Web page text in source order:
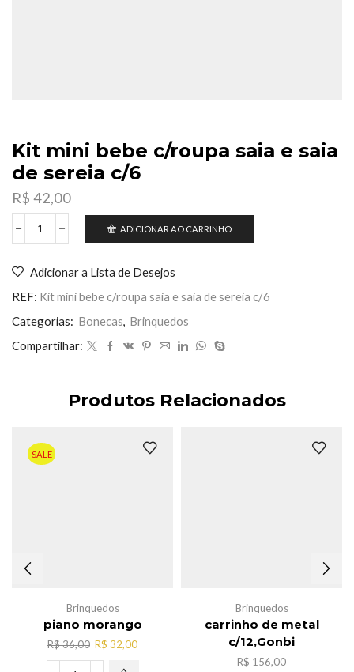
Kit mini bebe c/roupa saia e saia
de sereia c/6
R$ 42,00
Kit
c/roupa
saia
saia
sereia
ADICIONAR AO CARRINHO
Adicionar a Lista de Desejos
REF: Kit mini bebe c/roupa saia e saia de sereia c/6
Categorias: Bonecas, Brinquedos
Compartilhar:
Produtos Relacionados
SALE
Brinquedos
piano morango
R$36,00 O
preço
R$ 32,00O
Brinquedos
carrinho de metal
c/12,Gonbi
R$ 156,00